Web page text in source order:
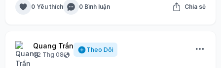
0 Yêu thích 0 Bình luận Chia sẻ
Quang Trần
02 Thg 08
Theo Dõi